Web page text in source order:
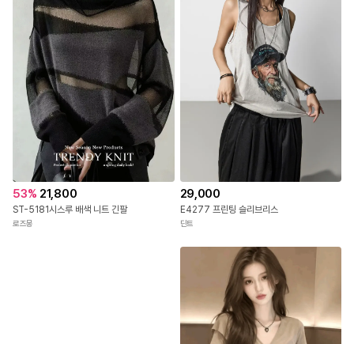
53% 21,800
ST-5181시스루 배색 니트 긴팔
로즈몽
29,000
E4277 프린팅 슬리브리스
딘트